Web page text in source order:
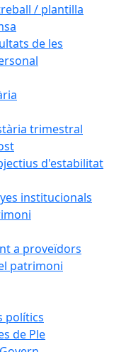
/ plantilla
de les
trimestral
d'estabilitat
institucionals
a proveïdors
patrimoni
polítics
de Ple